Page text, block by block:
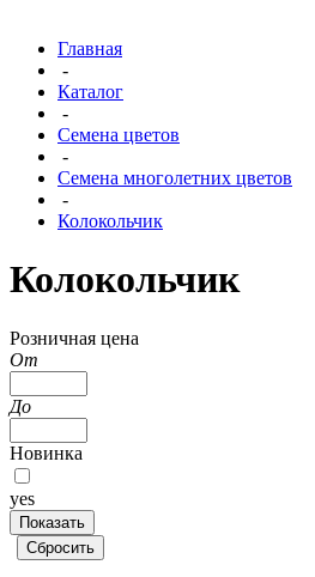
Главная
-
Каталог
-
Семена цветов
-
Семена многолетних цветов
-
Колокольчик
Колокольчик
Розничная цена
От
До
Новинка
yes